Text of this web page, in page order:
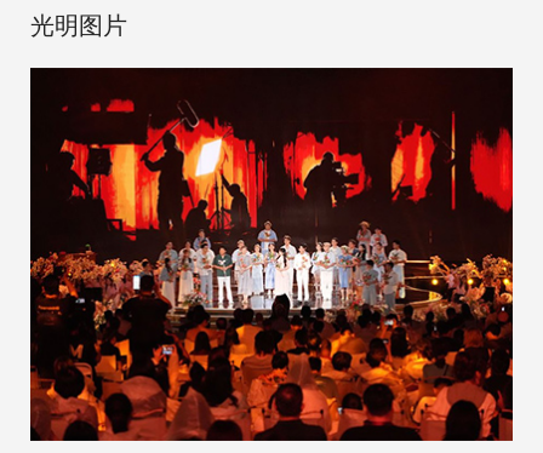
光明图片